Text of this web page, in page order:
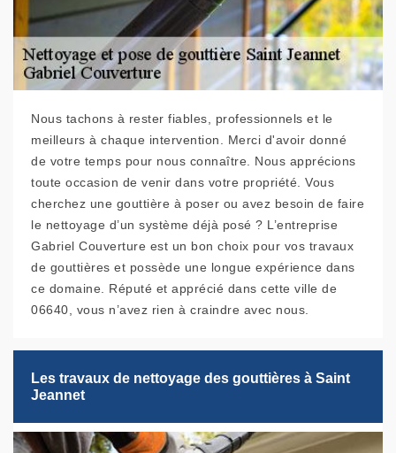
Nous tachons à rester fiables, professionnels et le
meilleurs à chaque intervention. Merci d'avoir donné
de votre temps pour nous connaître. Nous apprécions
toute occasion de venir dans votre propriété. Vous
cherchez une gouttière à poser ou avez besoin de faire
le nettoyage d’un système déjà posé ? L’entreprise
Gabriel Couverture est un bon choix pour vos travaux
de gouttières et possède une longue expérience dans
ce domaine. Réputé et apprécié dans cette ville de
06640, vous n’avez rien à craindre avec nous.
Les travaux de nettoyage des gouttières à Saint
Jeannet